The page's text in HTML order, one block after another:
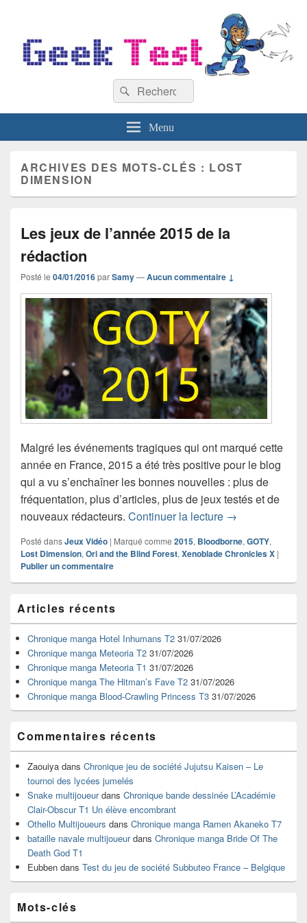
Recherche :
Rechercher
Menu
ARCHIVES DES MOTS-CLÉS : LOST
DIMENSION
Les jeux de l’année 2015 de la
rédaction
Posté le 04/01/2016parSamy—Aucun commentaire ↓
Malgré les événements tragiques qui ont marqué cette
année en France, 2015 a été très positive pour le blog
qui a vu s’enchaîner les bonnes nouvelles : plus de
fréquentation, plus d’articles, plus de jeux testés et de
nouveaux rédacteurs. Continuer la lecture Les jeux de
→
Posté dansJeux Vidéo | Marqué comme 2015, Bloodborne, GOTY,
Lost Dimension, Ori and the Blind Forest, Xenoblade Chronicles X |
Publier un commentaire
principale
de
widget
pour
barre
latérale
Articles récents
Chronique manga Hotel Inhumans T2 31/07/2026
Chronique manga Meteoria T2 31/07/2026
Chronique manga Meteoria T1 31/07/2026
Chronique manga The Hitman’s Fave T2 31/07/2026
Chronique manga Blood-Crawling Princess T3 31/07/2026
Commentaires récents
Zaouiya dans Chronique jeu de société Jujutsu Kaisen – Le
tournoi des lycées jumelés
Snake multijoueurdans Chronique bande dessinée L’Académie
Clair-Obscur T1 Un élève encombrant
Othello Multijoueurs dans Chronique manga Ramen Akaneko T7
bataille navale multijoueurdans Chronique manga Bride Of The
Death God T1
Eubben dans Test du jeu de société Subbuteo France – Belgique
Mots-clés